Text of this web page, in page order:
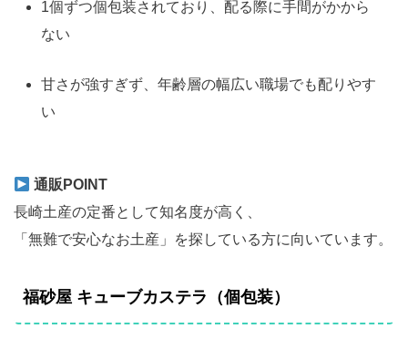
1個ずつ個包装されており、配る際に手間がかから
ない
甘さが強すぎず、年齢層の幅広い職場でも配りやす
い
通販POINT
長崎土産の定番として知名度が高く、
「無難で安心なお土産」を探している方に向いています。
福砂屋 キューブカステラ（個包装）